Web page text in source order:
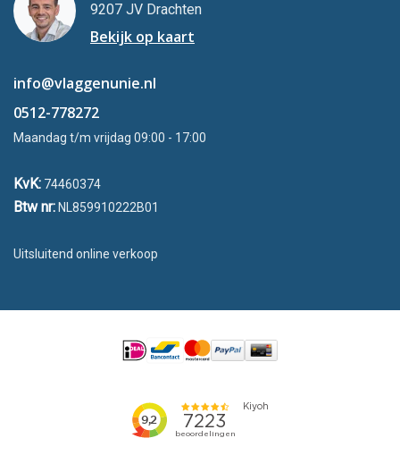
9207 JV Drachten
Bekijk op kaart
info@vlaggenunie.nl
0512-778272
Maandag t/m vrijdag 09:00 - 17:00
KvK: 74460374
Btw nr: NL859910222B01
Uitsluitend online verkoop